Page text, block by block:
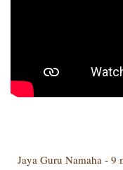
Jaya Guru Namaha -